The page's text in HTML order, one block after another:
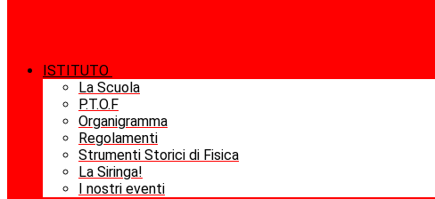
ISTITUTO
La Scuola
P.T.O.F
Organigramma
Regolamenti
Strumenti Storici di Fisica
La Siringa!
I nostri eventi